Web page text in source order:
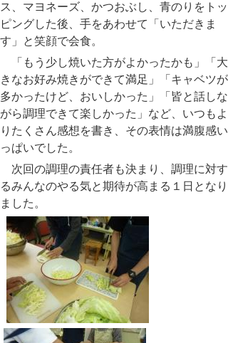
ス、マヨネーズ、かつおぶし、青のりをトッ
ピングした後、手をあわせて「いただきま
す」と笑顔で会食。
「もう少し焼いた方がよかったかも」「大
きなお好み焼きができて満足」「キャベツが
多かったけど、おいしかった」「皆と話しな
がら調理できて楽しかった」など、いつもよ
りたくさん感想を書き、その表情は満腹感い
っぱいでした。
次回の調理の責任者も決まり、調理に対す
るみんなのやる気と期待が高まる１日となり
ました。